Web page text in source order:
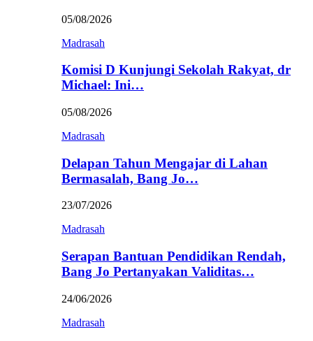
05/08/2026
Madrasah
Komisi D Kunjungi Sekolah Rakyat, dr
Michael: Ini…
05/08/2026
Madrasah
Delapan Tahun Mengajar di Lahan
Bermasalah, Bang Jo…
23/07/2026
Madrasah
Serapan Bantuan Pendidikan Rendah,
Bang Jo Pertanyakan Validitas…
24/06/2026
Madrasah